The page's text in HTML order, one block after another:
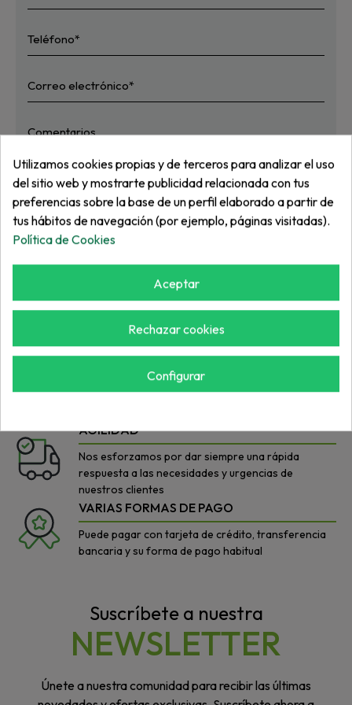
He leído y aceptola política de privacidad
Enviar
* Campos obligatorios
POLÍTICA DE PRECIOS
Con nuestros productos buscamos el equilibrio
AGILIDAD
Nos esforzamos por dar siempre una rápida
respuesta a las necesidades y urgencias de
nuestros clientes
VARIAS FORMAS DE PAGO
Puede pagar con tarjeta de crédito, transferencia
bancaria y su forma de pago habitual
Suscríbete a nuestra
NEWSLETTER
Únete a nuestra comunidad para recibir las últimas
Utilizamos cookies propias y de terceros para analizar el uso
del sitio web y mostrarte publicidad relacionada con tus
preferencias sobre la base de un perfil elaborado a partir de
tus hábitos de navegación (por ejemplo, páginas visitadas).
Política de Cookies
Aceptar
Rechazar cookies
Configurar